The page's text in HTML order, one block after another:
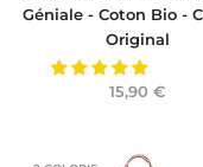
Géniale - Coton Bio -
Original
15,90 €